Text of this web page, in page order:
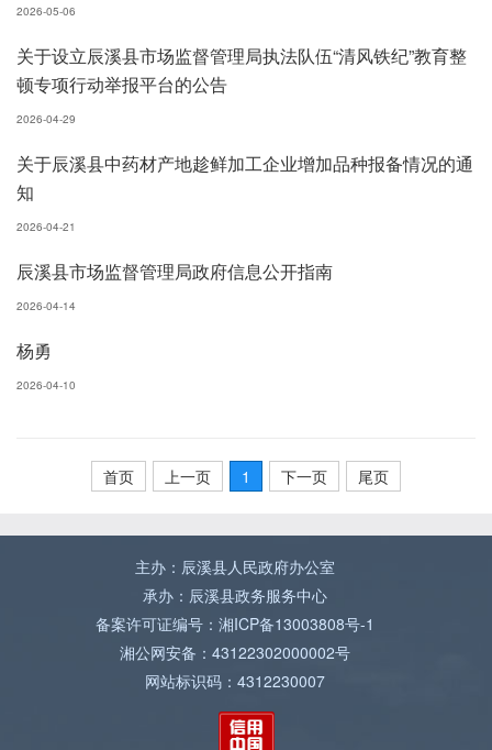
2026-05-06
关于设立辰溪县市场监督管理局执法队伍“清风铁纪”教育整
顿专项行动举报平台的公告
2026-04-29
关于辰溪县中药材产地趁鲜加工企业增加品种报备情况的通
知
2026-04-21
辰溪县市场监督管理局政府信息公开指南
2026-04-14
杨勇
2026-04-10
首页 上一页 1 下一页 尾页
主办：辰溪县人民政府办公室
承办：辰溪县政务服务中心
备案许可证编号：湘ICP备13003808号-1
湘公网安备：43122302000002号
网站标识码：4312230007